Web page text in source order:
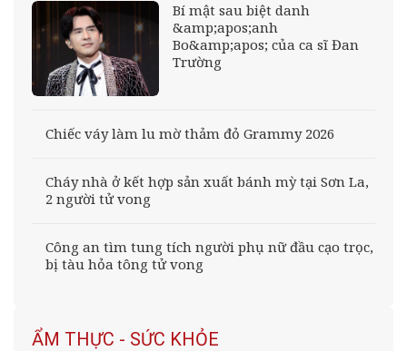
Bí mật sau biệt danh
&amp;apos;anh
Bo&amp;apos; của ca sĩ Đan
Trường
Chiếc váy làm lu mờ thảm đỏ Grammy 2026
Cháy nhà ở kết hợp sản xuất bánh mỳ tại Sơn La,
2 người tử vong
Công an tìm tung tích người phụ nữ đầu cạo trọc,
bị tàu hỏa tông tử vong
ẨM THỰC - SỨC KHỎE